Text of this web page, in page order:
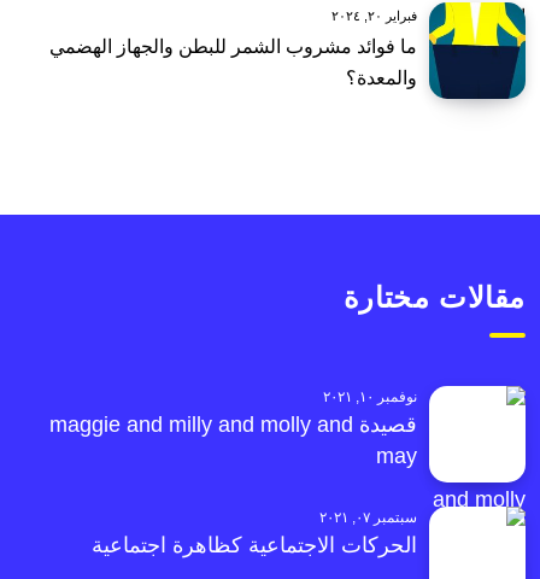
فبراير ٢٠, ٢٠٢٤
ما فوائد مشروب الشمر للبطن والجهاز الهضمي
والمعدة؟
مقالات مختارة
نوفمبر ١٠, ٢٠٢١
قصيدة maggie and milly and molly and
may
سبتمبر ٠٧, ٢٠٢١
الحركات الاجتماعية كظاهرة اجتماعية